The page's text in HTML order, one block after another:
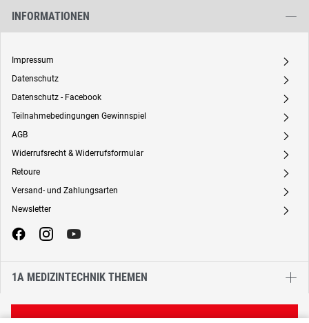
INFORMATIONEN
Impressum A
Datenschutz A
Datenschutz - Facebook A
Teilnahmebedingungen Gewinnspiel A
AGB A
Widerrufsrecht & Widerrufsformular A
Retoure A
Versand- und Zahlungsarten A
Newsletter A
1A MEDIZINTECHNIK THEMEN